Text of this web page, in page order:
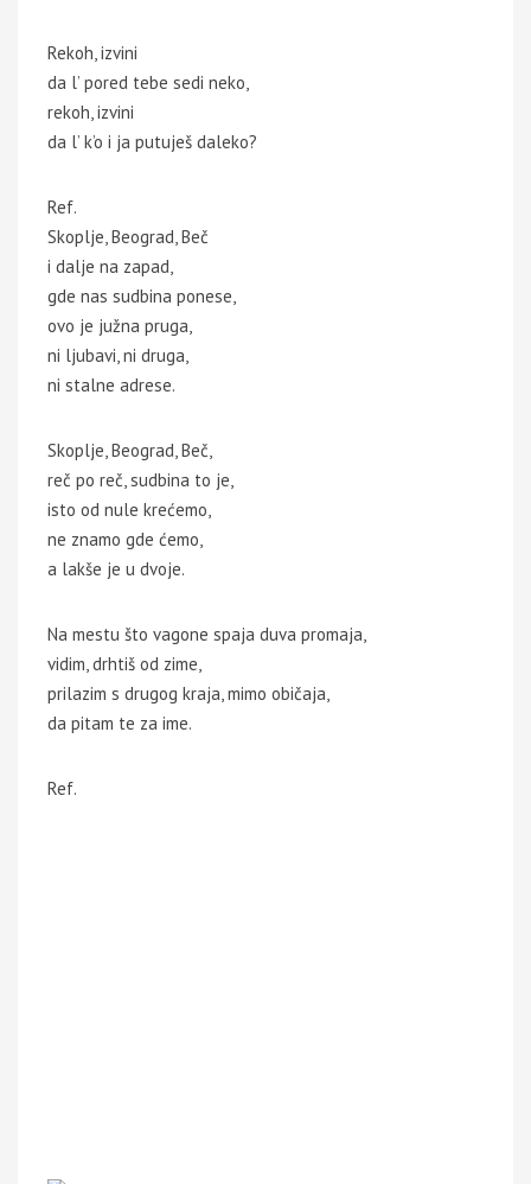
Rekoh, izvini
da l’ pored tebe sedi neko,
rekoh, izvini
da l’ k’o i ja putuješ daleko?
Ref.
Skoplje, Beograd, Beč
i dalje na zapad,
gde nas sudbina ponese,
ovo je južna pruga,
ni ljubavi, ni druga,
ni stalne adrese.
Skoplje, Beograd, Beč,
reč po reč, sudbina to je,
isto od nule krećemo,
ne znamo gde ćemo,
a lakše je u dvoje.
Na mestu što vagone spaja duva promaja,
vidim, drhtiš od zime,
prilazim s drugog kraja, mimo običaja,
da pitam te za ime.
Ref.